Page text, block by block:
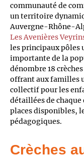
communauté de
un territoire
Auvergne-Rhône-
Les Avenières
les principaux pôles
importante de la
dénombre 18
offrant aux familles
collectif pour les
détaillées de
places disponibles,
pédagogiques.
Crèches